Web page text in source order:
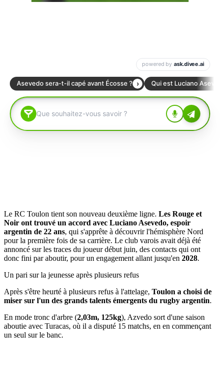
Le RC Toulon tient son nouveau deuxième ligne. Les Rouge et
Noir ont trouvé un accord avec Luciano Asevedo, espoir
argentin de 22 ans, qui s'apprête à découvrir l'hémisphère Nord
pour la première fois de sa carrière. Le club varois avait déjà été
annoncé sur les traces du joueur début juin, des contacts qui ont
donc fini par aboutir, pour un engagement allant jusqu'en 2028.
Un pari sur la jeunesse après plusieurs refus
Après s'être heurté à plusieurs refus à l'attelage, Toulon a choisi de
miser sur l'un des grands talents émergents du rugby argentin.
En mode tronc d'arbre (2,03m, 125kg), Azvedo sort d'une saison
aboutie avec Turacas, où il a disputé 15 matchs, en en commençant
un seul sur le banc.